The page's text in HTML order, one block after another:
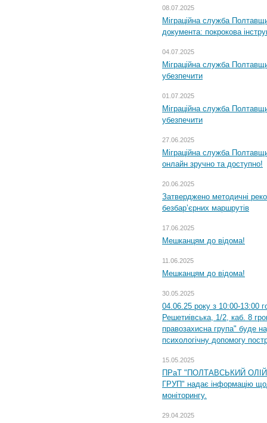
08.07.2025
Міграційна служба
документа: покрокова
04.07.2025
Міграційна служба
убезпечити
01.07.2025
Міграційна служба
убезпечити
27.06.2025
Міграційна служба
онлайн зручно та доступно!
20.06.2025
Затверджено методичні
безбар’єрних маршрутів
17.06.2025
Мешканцям до відома!
11.06.2025
Мешканцям до відома!
30.05.2025
04.06.25 року з 10:00-13:00
Решетиівська, 1/2, каб. 8
правозахисна група" буде
психологічну допомогу
15.05.2025
ПРаТ "ПОЛТАВСЬКИЙ
ГРУП" надає інформацію
моніторингу.
29.04.2025